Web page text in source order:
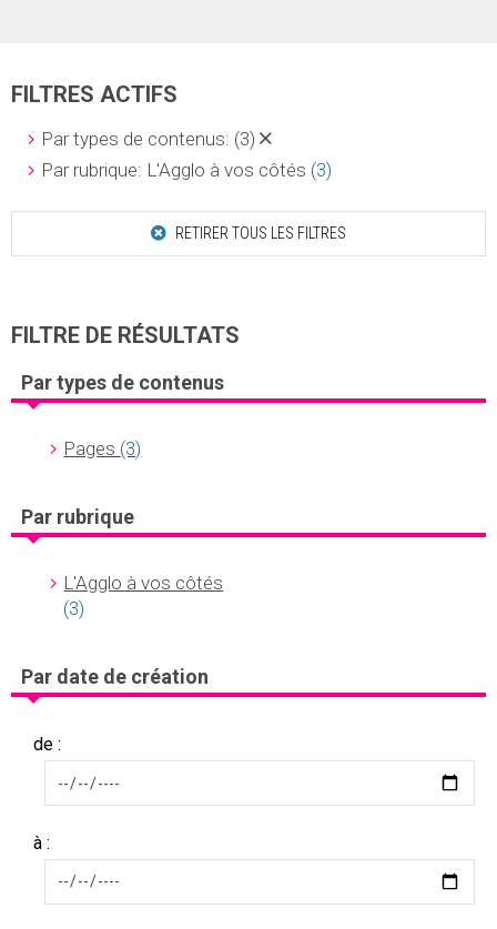
FILTRES ACTIFS
Par types de contenus: (3)
Par rubrique: L'Agglo à vos côtés (3)
RETIRER TOUS LES FILTRES
FILTRE DE RÉSULTATS
Par types de contenus
Pages (3)
Par rubrique
L'Agglo à vos côtés
(3)
Par date de création
de :
à :